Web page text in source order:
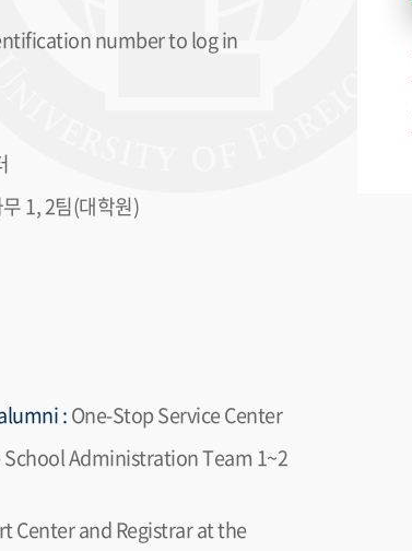
number to log in
1, 2팀(대학원)
:One-Stop Service Center
Administration Team 1~2
Center and Registrar at the